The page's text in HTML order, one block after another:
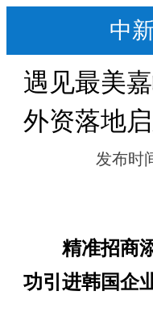
中
遇见最美
外资落地
发布时
精准招商
功引进韩国企